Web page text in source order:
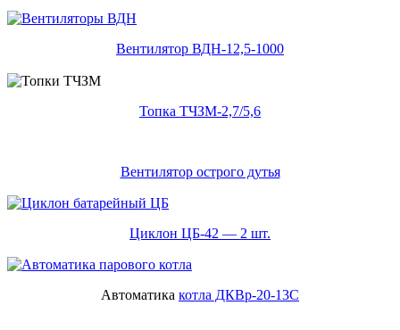
Вентилятор ВДН-12,5-1000
Топка ТЧЗМ-2,7/5,6
Вентилятор острого дутья
Циклон ЦБ-42 — 2 шт.
Автоматика котла ДКВр-20-13С